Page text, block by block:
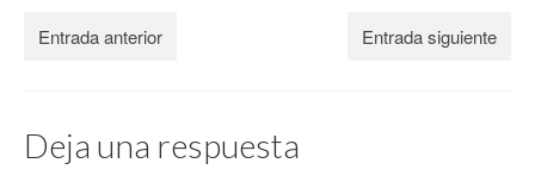
Entrada anterior Entrada siguiente
Deja una respuesta